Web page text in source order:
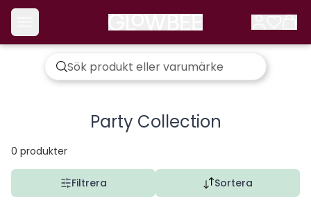
Party Collection
0 produkter
Filtrera Sortera